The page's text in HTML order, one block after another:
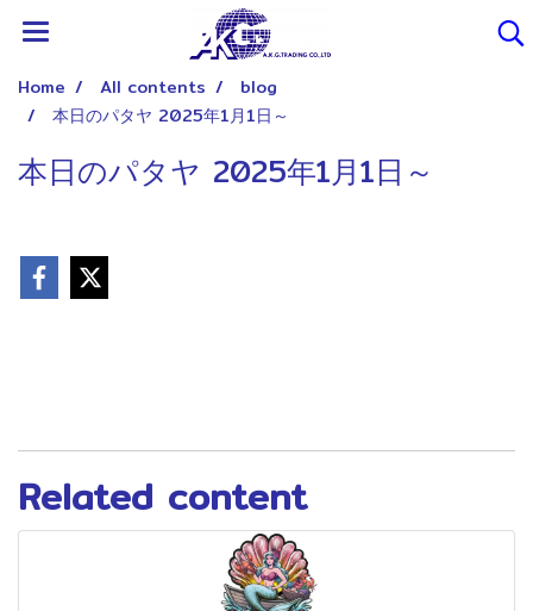
Home All contents
blog
本日のパタヤ 2025年1月1日～
本日のパタヤ 2025年1月1日～
Related content